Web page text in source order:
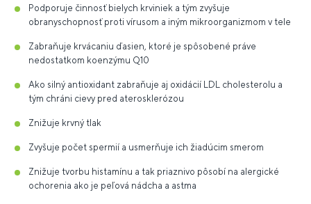
Podporuje činnosť bielych krviniek a tým zvyšuje
obranyschopnosť proti vírusom a iným mikroorganizmom v tele
Zabraňuje krvácaniu ďasien, ktoré je spôsobené práve
nedostatkom koenzýmu Q10
Ako silný antioxidant zabraňuje aj oxidácií LDL cholesterolu a
tým chráni cievy pred aterosklerózou
Znižuje krvný tlak
Zvyšuje počet spermií a usmerňuje ich žiadúcim smerom
Znižuje tvorbu histamínu a tak priaznivo pôsobí na alergické
ochorenia ako je peľová nádcha a astma